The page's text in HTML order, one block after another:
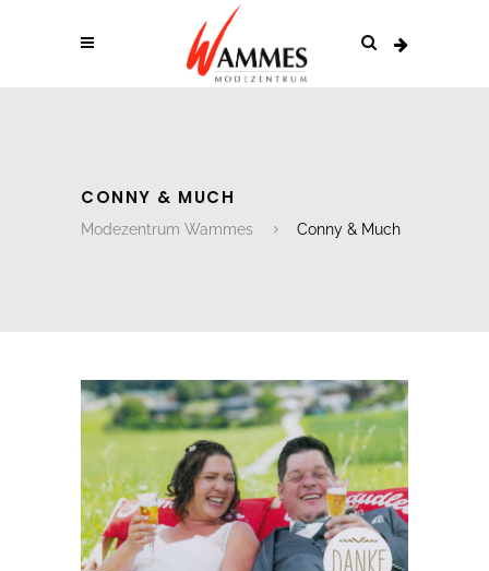
CONNY & MUCH
Modezentrum Wammes Conny & Much